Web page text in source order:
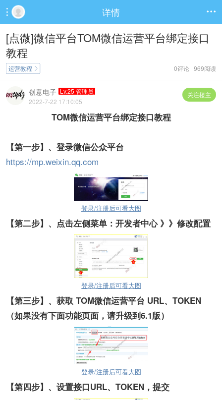
 详情 
[点微]微信平台TOM微信运营平台绑定接口
教程
0评论 969阅读
运营教程 
关注楼主
创意电子 Lv.25 管理员
2022-7-22 17:10:05
TOM微信运营平台绑定接口教程
【第一步】 、登录微信公众平台
https://mp.weixin.qq.com
登录/注册后可看大图
【第二步】 、点击左侧菜单：开发者中心 》》修改配置
登录/注册后可看大图
【第三步】 、获取 TOM微信运营平台 URL、TOKEN
（如果没有下面功能页面，请升级到6.1版）
登录/注册后可看大图
【第四步】 、设置接口URL、TOKEN，提交